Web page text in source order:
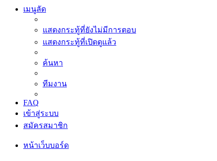
เมนูลัด
แสดงกระทู้ที่ยังไม่มีการตอบ
แสดงกระทู้ที่เปิดดูแล้ว
ค้นหา
ทีมงาน
FAQ
เข้าสู่ระบบ
สมัครสมาชิก
หน้าเว็บบอร์ด